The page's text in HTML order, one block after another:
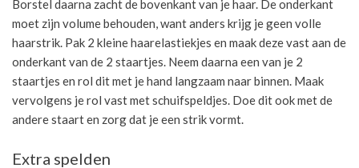
Borstel daarna zacht de bovenkant van je haar. De onderkant
moet zijn volume behouden, want anders krijg je geen volle
haarstrik. Pak 2 kleine haarelastiekjes en maak deze vast aan de
onderkant van de 2 staartjes. Neem daarna een van je 2
staartjes en rol dit met je hand langzaam naar binnen. Maak
vervolgens je rol vast met schuifspeldjes. Doe dit ook met de
andere staart en zorg dat je een strik vormt.
Extra spelden